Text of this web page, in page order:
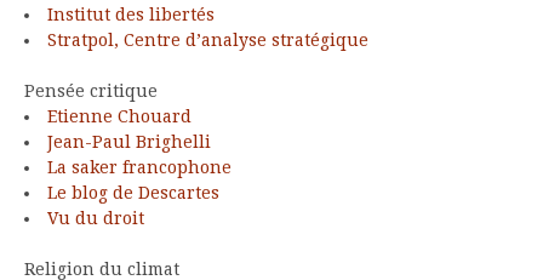
Institut des libertés
Stratpol, Centre d’analyse stratégique
Pensée critique
Etienne Chouard
Jean-Paul Brighelli
La saker francophone
Le blog de Descartes
Vu du droit
Religion du climat